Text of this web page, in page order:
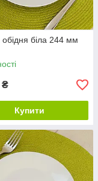
обідня біла 244 мм
₴
Купити